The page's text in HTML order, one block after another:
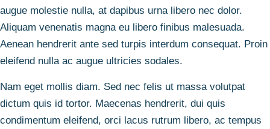
augue molestie nulla, at dapibus urna libero nec dolor.
Aliquam venenatis magna eu libero finibus malesuada.
Aenean hendrerit ante sed turpis interdum consequat. Proin
eleifend nulla ac augue ultricies sodales.
Nam eget mollis diam. Sed nec felis ut massa volutpat
dictum quis id tortor. Maecenas hendrerit, dui quis
condimentum eleifend, orci lacus rutrum libero, ac tempus